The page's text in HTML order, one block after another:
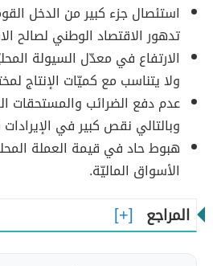
استئصال جزء كبير من الدخل
تدهور الاقتصاد الوطني لصالح
الارتفاع في معدّل السيولة
ولا يتناسب مع كميّات الإنتاج
عدم دفع الضرائب والمستحقات
وبالتالي نقص كبير في
هبوط حاد في قيمة العملة
الأسواق الماليّة.
المراجع